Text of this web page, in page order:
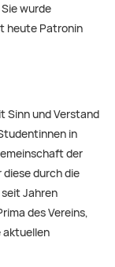
wurde
heute Patronin
Sinn und Verstand
in
der
durch die
Jahren
des Vereins,
aktuellen